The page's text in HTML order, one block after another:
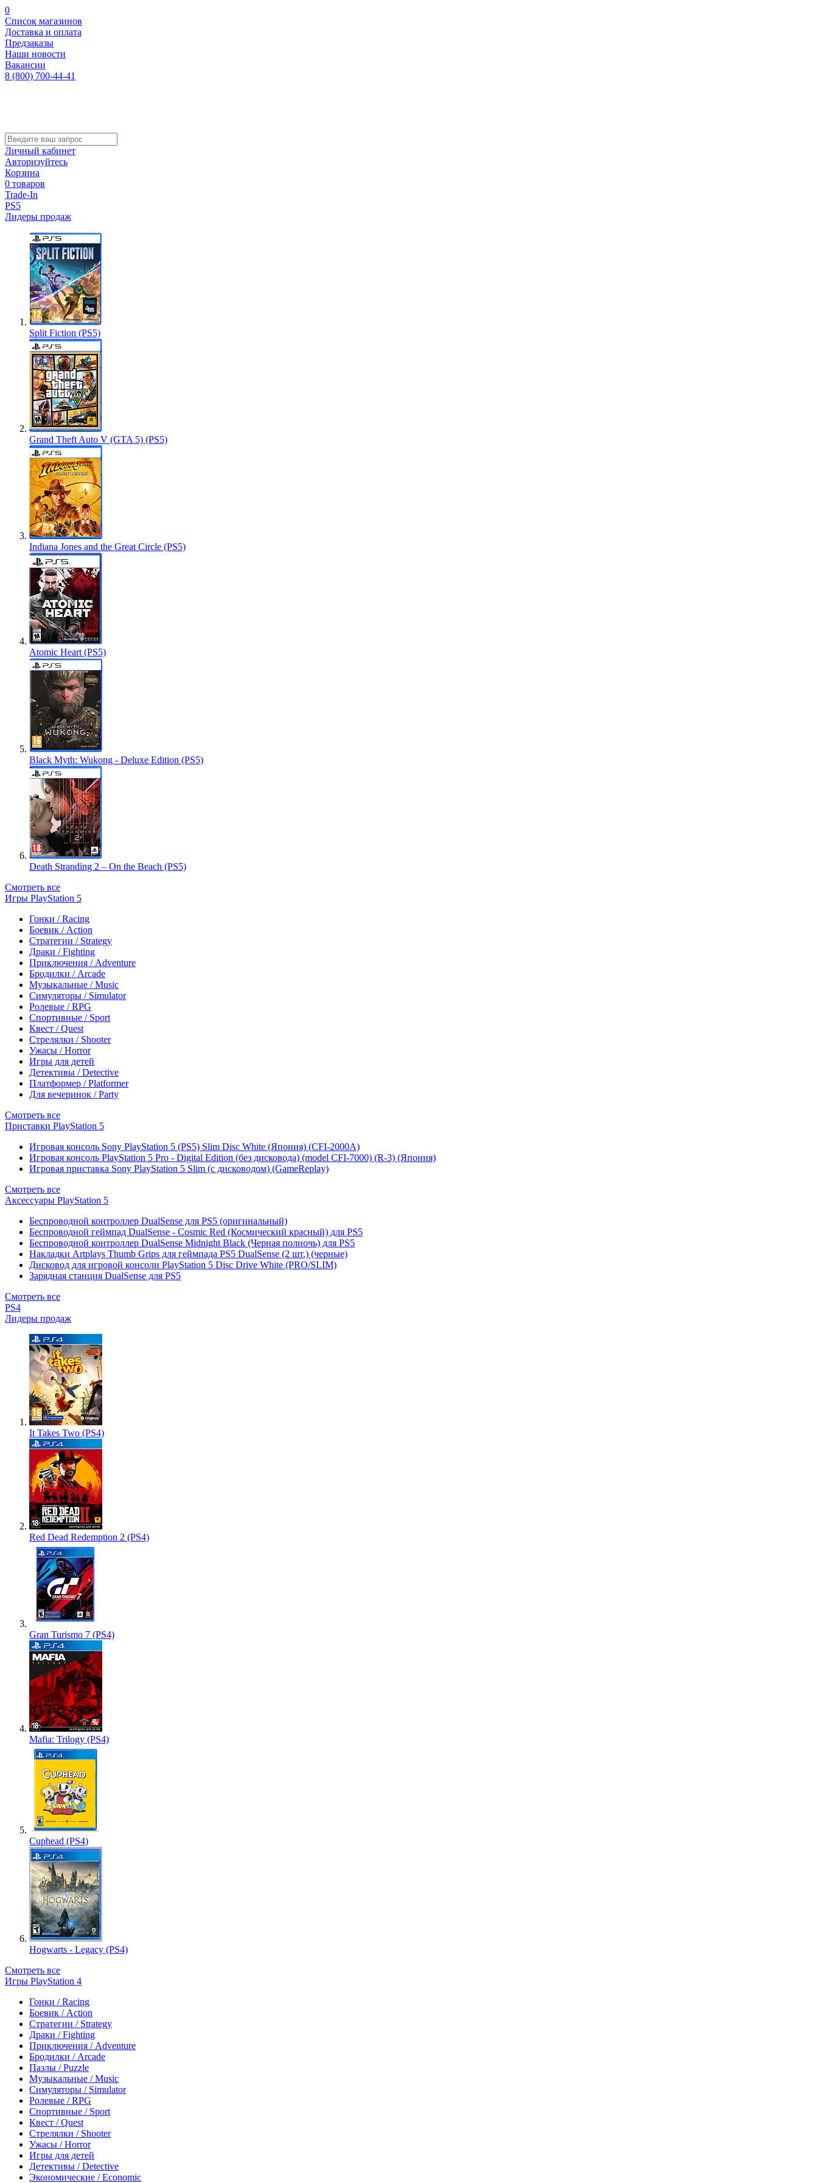
0
Список магазинов
Доставка и оплата
Предзаказы
Наши новости
Вакансии
8 (800) 700-44-41
Личный кабинет
Авторизуйтесь
Корзина
0 товаров
Trade-In
PS5
Лидеры продаж
Split Fiction (PS5)
Grand Theft Auto V (GTA 5) (PS5)
Indiana Jones and the Great Circle (PS5)
Atomic Heart (PS5)
Black Myth: Wukong - Deluxe Edition (PS5)
Death Stranding 2 – On the Beach (PS5)
Смотреть все
Игры PlayStation 5
Гонки / Racing
Боевик / Action
Стратегии / Strategy
Драки / Fighting
Приключения / Adventure
Бродилки / Arcade
Музыкальные / Music
Симуляторы / Simulator
Ролевые / RPG
Спортивные / Sport
Квест / Quest
Стрелялки / Shooter
Ужасы / Horror
Игры для детей
Детективы / Detective
Платформер / Platformer
Для вечеринок / Party
Смотреть все
Приставки PlayStation 5
Игровая консоль Sony PlayStation 5 (PS5) Slim Disc White (Япония) (CFI-2000A)
Игровая консоль PlayStation 5 Pro - Digital Edition (без дисковода) (model CFI-7000) (R-3) (Япония)
Игровая приставка Sony PlayStation 5 Slim (с дисководом) (GameReplay)
Смотреть все
Аксессуары PlayStation 5
Беспроводной контроллер DualSense для PS5 (оригинальный)
Беспроводной геймпад DualSense - Cosmic Red (Космический красный) для PS5
Беспроводной контроллер DualSense Midnight Black (Черная полночь) для PS5
Накладки Artplays Thumb Grips для геймпада PS5 DualSense (2 шт.) (черные)
Дисковод для игровой консоли PlayStation 5 Disc Drive White (PRO/SLIM)
Зарядная станция DualSense для PS5
Смотреть все
PS4
Лидеры продаж
It Takes Two (PS4)
Red Dead Redemption 2 (PS4)
Gran Turismo 7 (PS4)
Mafia: Trilogy (PS4)
Cuphead (PS4)
Hogwarts - Legacy (PS4)
Смотреть все
Игры PlayStation 4
Гонки / Racing
Боевик / Action
Стратегии / Strategy
Драки / Fighting
Приключения / Adventure
Бродилки / Arcade
Пазлы / Puzzle
Музыкальные / Music
Симуляторы / Simulator
Ролевые / RPG
Спортивные / Sport
Квест / Quest
Стрелялки / Shooter
Ужасы / Horror
Игры для детей
Детективы / Detective
Экономические / Economic